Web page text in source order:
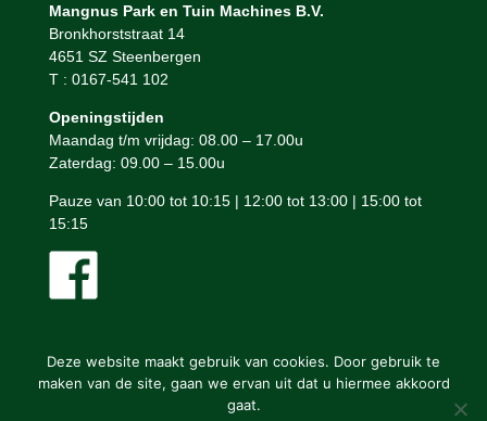
Mangnus Park en Tuin Machines B.V.
Bronkhorststraat 14
4651 SZ Steenbergen
T : 0167-541 102
Openingstijden
Maandag t/m vrijdag: 08.00 – 17.00u
Zaterdag: 09.00 – 15.00u
Pauze van 10:00 tot 10:15 | 12:00 tot 13:00 | 15:00 tot
15:15
Deze website maakt gebruik van cookies. Door gebruik te
maken van de site, gaan we ervan uit dat u hiermee akkoord
gaat.